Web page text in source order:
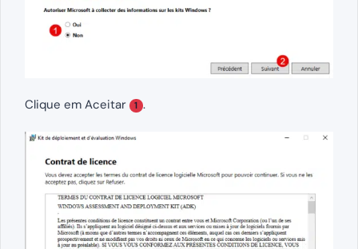
Clique em Aceitar 1 .